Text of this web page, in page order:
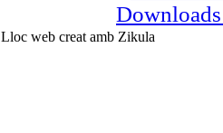
Lloc web creat amb Zikula